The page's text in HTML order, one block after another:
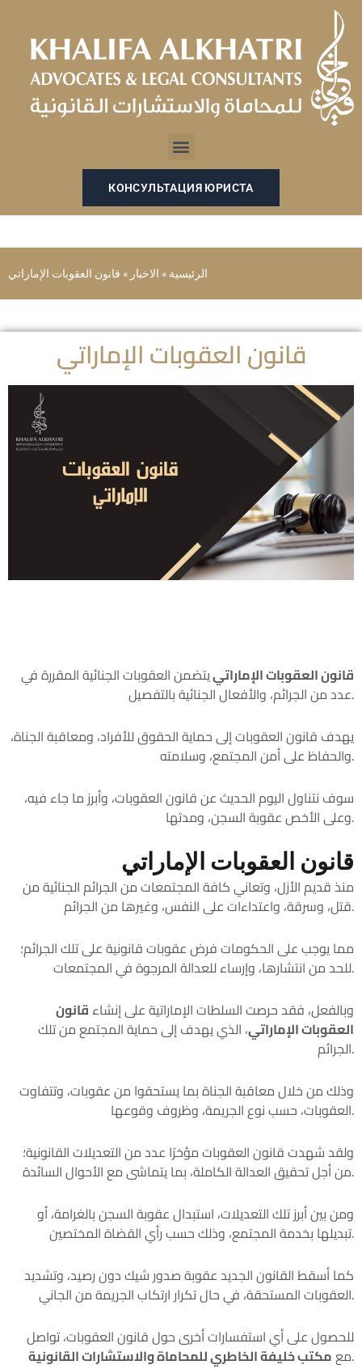
содержимому
Menu
КОНСУЛЬТАЦИЯ ЮРИСТА
الرئيسية » الاخبار » قانون العقوبات الإماراتي
قانون العقوبات الإماراتي
قانون العقوبات الإماراتييتضمن العقوبات الجنائية المقررة في
عدد من الجرائم، والأفعال الجنائية بالتفصيل.
يهدف قانون العقوبات إلى حماية الحقوق للأفراد، ومعاقبة الجناة،
والحفاظ على أمن المجتمع، وسلامته.
سوف نتناول اليوم الحديث عن قانون العقوبات، وأبرز ما جاء فيه،
وعلى الأخص عقوبة السجن، ومدتها.
قانون العقوبات الإماراتي
منذ قديم الأزل، وتعاني كافة المجتمعات من الجرائم الجنائية من
قتل، وسرقة، واعتداءات على النفس، وغيرها من الجرائم.
مما يوجب على الحكومات فرض عقوبات قانونية على تلك الجرائم؛
للحد من انتشارها، وإرساء للعدالة المرجوة في المجتمعات.
وبالفعل، فقد حرصت السلطات الإماراتية على إنشاءقانون
العقوبات الإماراتي، الذي يهدف إلى حماية المجتمع من تلك
الجرائم.
وذلك من خلال معاقبة الجناة بما يستحقوا من عقوبات، وتتفاوت
العقوبات، حسب نوع الجريمة، وظروف وقوعها.
ولقد شهدت قانون العقوبات مؤخرًا عدد من التعديلات القانونية؛
من أجل تحقيق العدالة الكاملة، بما يتماشى مع الأحوال السائدة.
ومن بين أبرز تلك التعديلات، استبدال عقوبة السجن بالغرامة، أو
تبديلها بخدمة المجتمع، وذلك حسب رأي القضاة المختصين.
كما أسقط القانون الجديد عقوبة صدور شيك دون رصيد، وتشديد
العقوبات المستحقة، في حال تكرار ارتكاب الجريمة من الجاني.
للحصول على أي استفسارات أخرى حول قانون العقوبات، تواصل
معمكتب خليفة الخاطري للمحاماة والاستشارات القانونية
.